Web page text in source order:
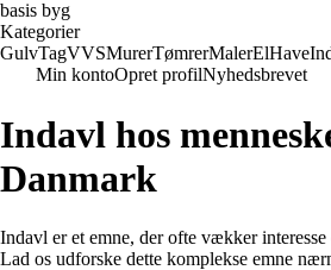
basis byg
Kategorier
GulvTagVVSMurerTømrerMalerElHave
Min kontoOpret profilNyhedsbrevet
Indavl hos
Danmark
Indavl er et emne, der ofte vækker
Lad os udforske dette komplekse emne